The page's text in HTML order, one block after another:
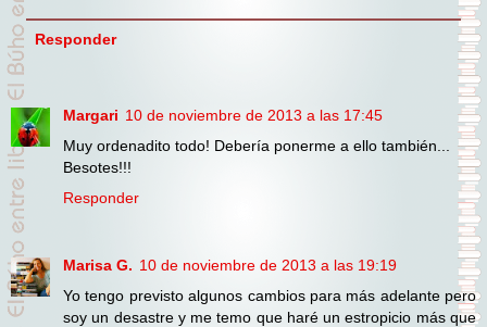
Responder
Margari 10 de noviembre de 2013 a las 17:45
Muy ordenadito todo! Debería ponerme a ello también...
Besotes!!!
Responder
Marisa G. 10 de noviembre de 2013 a las 19:19
Yo tengo previsto algunos cambios para más adelante pero
soy un desastre y me temo que haré un estropicio más que